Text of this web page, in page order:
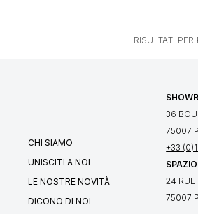
RISULTATI PER
CHI SIAMO
UNISCITI A NOI
LE NOSTRE NOVITÀ
DICONO DI NOI
36
75007
+33
24 RUE
75007